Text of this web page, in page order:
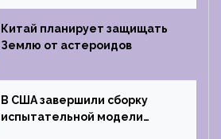
на отпечаток пальца
Китай планирует защищать
Землю от астероидов
В США завершили сборку
испытательной модели